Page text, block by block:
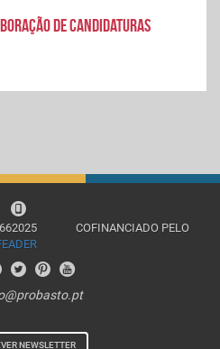
de candidaturas
COFINANCIADO PELO
NEWSLETTER